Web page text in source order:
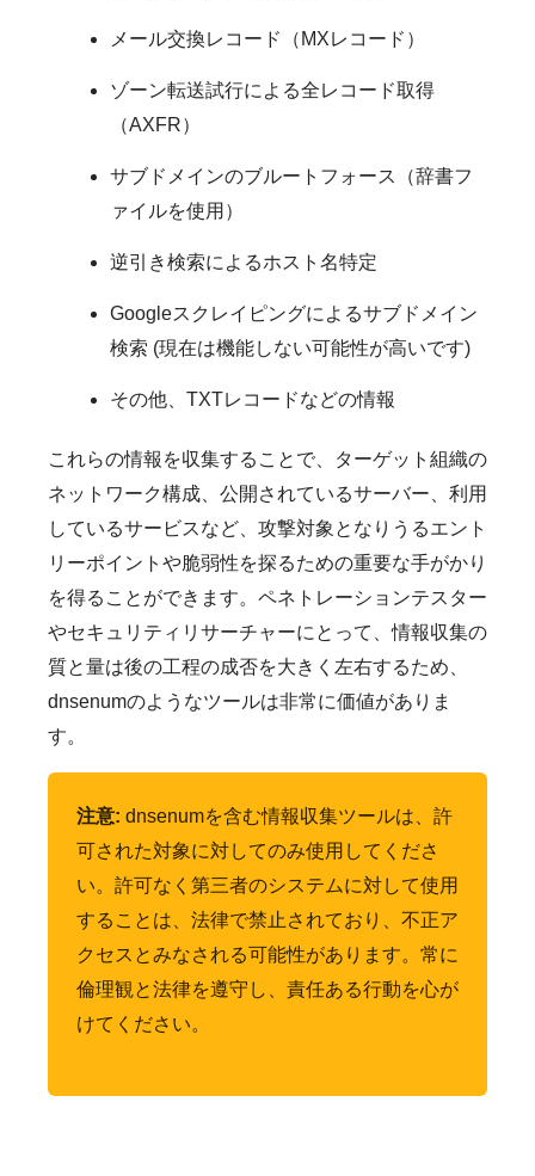
メール交換レコード（MXレコード）
ゾーン転送試行による全レコード取得
（AXFR）
サブドメインのブルートフォース（辞書フ
ァイルを使用）
逆引き検索によるホスト名特定
Googleスクレイピングによるサブドメイン
検索 (現在は機能しない可能性が高いです)
その他、TXTレコードなどの情報
これらの情報を収集することで、ターゲット組織の
ネットワーク構成、公開されているサーバー、利用
しているサービスなど、攻撃対象となりうるエント
リーポイントや脆弱性を探るための重要な手がかり
を得ることができます。ペネトレーションテスター
やセキュリティリサーチャーにとって、情報収集の
質と量は後の工程の成否を大きく左右するため、
dnsenumのようなツールは非常に価値がありま
す。
注意: dnsenumを含む情報収集ツールは、許
可された対象に対してのみ使用してくださ
い。許可なく第三者のシステムに対して使用
することは、法律で禁止されており、不正ア
クセスとみなされる可能性があります。常に
倫理観と法律を遵守し、責任ある行動を心が
けてください。